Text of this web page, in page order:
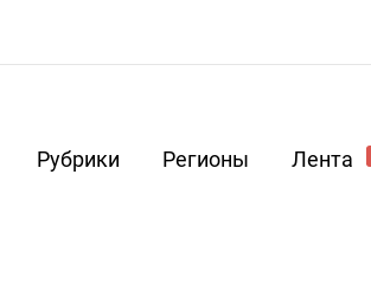
Рубрики Регионы Лента